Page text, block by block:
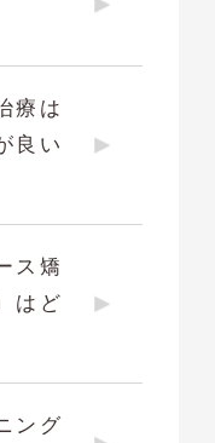
療は
良い
ス矯
はど
ング